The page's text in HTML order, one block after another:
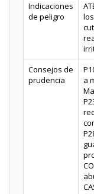
Indicaciones
de peligro
Consejos de
prudencia
a